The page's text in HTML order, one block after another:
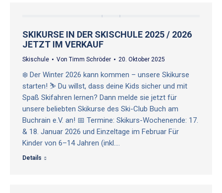
SKIKURSE IN DER SKISCHULE 2025 / 2026
JETZT IM VERKAUF
Skischule Von Timm Schröder 20. Oktober 2025
❄️ Der Winter 2026 kann kommen – unsere Skikurse
starten! ⛷️ Du willst, dass deine Kids sicher und mit
Spaß Skifahren lernen? Dann melde sie jetzt für
unsere beliebten Skikurse des Ski-Club Buch am
Buchrain e.V. an! 📅 Termine: Skikurs-Wochenende: 17.
& 18. Januar 2026 und Einzeltage im Februar Für
Kinder von 6–14 Jahren (inkl.…
Details